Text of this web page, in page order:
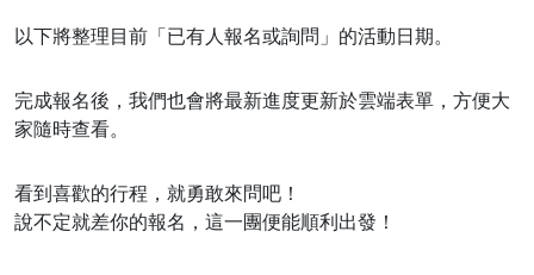
以下將整理目前「已有人報名或詢問」的活動日期。
完成報名後，我們也會將最新進度更新於雲端表單，方便大
家隨時查看。
看到喜歡的行程，就勇敢來問吧！
說不定就差你的報名，這一團便能順利出發！